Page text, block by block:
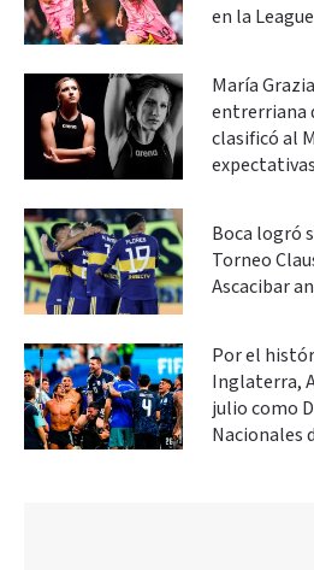
en la
María
entrerriana
clasificó al
Boca logró
Torneo
Ascacibar
Por el
Inglaterra,
julio como
Nacionales